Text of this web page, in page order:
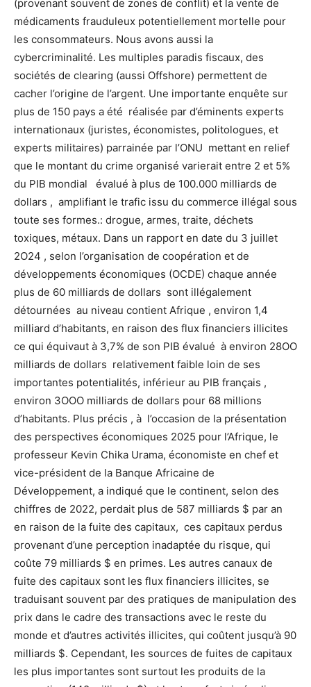
(provenant souvent de zones de conflit) et la vente de
médicaments frauduleux potentiellement mortelle pour
les consommateurs. Nous avons aussi la
cybercriminalité. Les multiples paradis fiscaux, des
sociétés de clearing (aussi Offshore) permettent de
cacher l’origine de l’argent. Une importante enquête sur
plus de 150 pays a été réalisée par d’éminents experts
internationaux (juristes, économistes, politologues, et
experts militaires) parrainée par l’ONU mettant en relief
que le montant du crime organisé varierait entre 2 et 5%
du PIB mondial évalué à plus de 100.000 milliards de
dollars , amplifiant le trafic issu du commerce illégal sous
toute ses formes.: drogue, armes, traite, déchets
toxiques, métaux. Dans un rapport en date du 3 juillet
2O24 , selon l’organisation de coopération et de
développements économiques (OCDE) chaque année
plus de 60 milliards de dollars sont illégalement
détournées au niveau contient Afrique , environ 1,4
milliard d’habitants, en raison des flux financiers illicites
ce qui équivaut à 3,7% de son PIB évalué à environ 28OO
milliards de dollars relativement faible loin de ses
importantes potentialités, inférieur au PIB français ,
environ 3OOO milliards de dollars pour 68 millions
d’habitants. Plus précis , à l’occasion de la présentation
des perspectives économiques 2025 pour l’Afrique, le
professeur Kevin Chika Urama, économiste en chef et
vice-président de la Banque Africaine de
Développement, a indiqué que le continent, selon des
chiffres de 2022, perdait plus de 587 milliards $ par an
en raison de la fuite des capitaux, ces capitaux perdus
provenant d’une perception inadaptée du risque, qui
coûte 79 milliards $ en primes. Les autres canaux de
fuite des capitaux sont les flux financiers illicites, se
traduisant souvent par des pratiques de manipulation des
prix dans le cadre des transactions avec le reste du
monde et d’autres activités illicites, qui coûtent jusqu’à 90
milliards $. Cependant, les sources de fuites de capitaux
les plus importantes sont surtout les produits de la